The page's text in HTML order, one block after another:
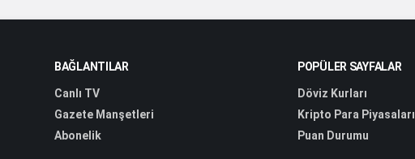
BAĞLANTILAR
Canlı TV
Gazete Manşetleri
Abonelik
POPÜLER SAYFALAR
Döviz Kurları
Kripto Para Piyasaları
Puan Durumu